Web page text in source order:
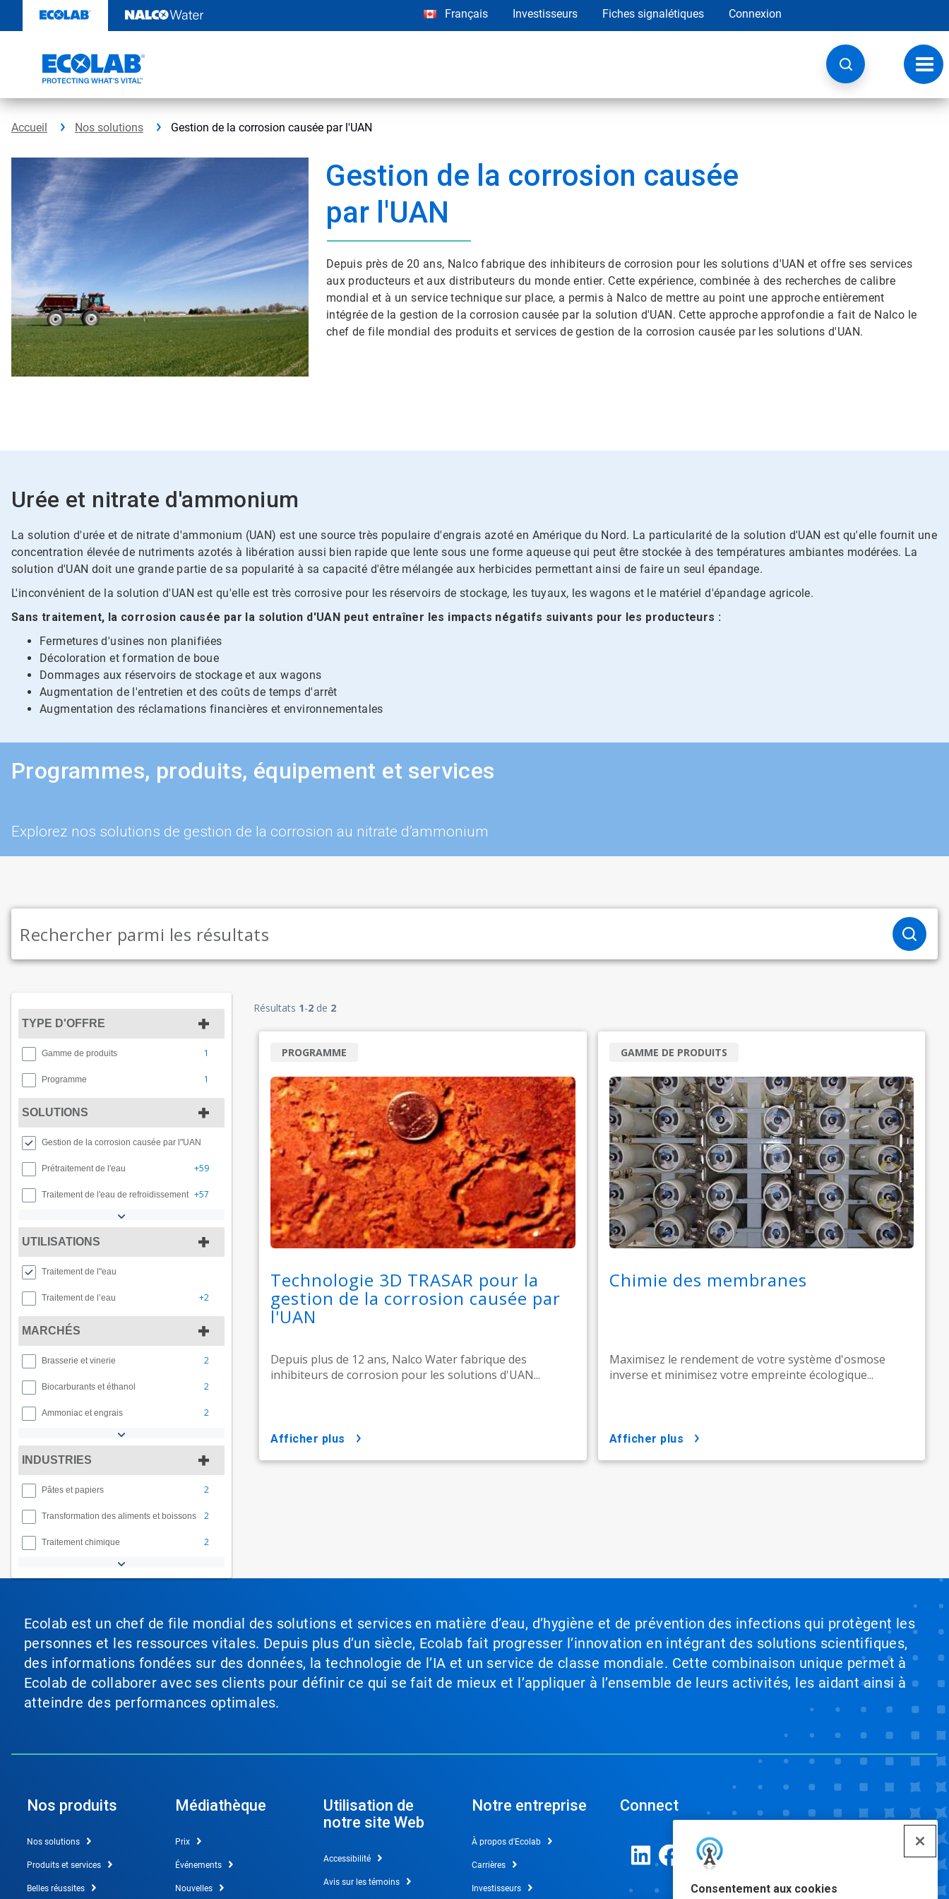
contenu​​​​​​​
Consentement aux cookies
Français Investisseurs Fiches signalétiques Connexion
à
Accueil Nos solutions Gestion de la corrosion causée par l'UAN
Gestion de la corrosion causée
par l'UAN
Depuis près de 20 ans, Nalco fabrique des inhibiteurs de corrosion pour les solutions d'UAN et offre ses services
aux producteurs et aux distributeurs du monde entier. Cette expérience, combinée à des recherches de calibre
mondial et à un service technique sur place, a permis à Nalco de mettre au point une approche entièrement
intégrée de la gestion de la corrosion causée par la solution d'UAN. Cette approche approfondie a fait de Nalco le
chef de file mondial des produits et services de gestion de la corrosion causée par les solutions d'UAN.
Urée et nitrate d'ammonium
La solution d'urée et de nitrate d'ammonium (UAN) est une source très populaire d'engrais azoté en Amérique du Nord. La particularité de la solution d'UAN est qu'elle fournit une
concentration élevée de nutriments azotés à libération aussi bien rapide que lente sous une forme aqueuse qui peut être stockée à des températures ambiantes modérées. La
solution d'UAN doit une grande partie de sa popularité à sa capacité d'être mélangée aux herbicides permettant ainsi de faire un seul épandage.
L'inconvénient de la solution d'UAN est qu'elle est très corrosive pour les réservoirs de stockage, les tuyaux, les wagons et le matériel d'épandage agricole.
Sans traitement, la corrosion causée par la solution d'UAN peut entraîner les impacts négatifs suivants pour les producteurs :
Fermetures d'usines non planifiées
Décoloration et formation de boue
Dommages aux réservoirs de stockage et aux wagons
Augmentation de l'entretien et des coûts de temps d'arrêt
Augmentation des réclamations financières et environnementales
Programmes, produits, équipement et services
Explorez nos solutions de gestion de la corrosion au nitrate d’ammonium
TYPE D'OFFRE
Gamme de produits 1
Programme 1
SOLUTIONS
Gestion de la corrosion causée par l"UAN
Prétraitement de l'eau +59
Traitement de l'eau de refroidissement +57
UTILISATIONS
Traitement de l"eau
Traitement de l’eau +2
MARCHÉS
Brasserie et vinerie 2
Biocarburants et éthanol 2
Ammoniac et engrais 2
INDUSTRIES
Pâtes et papiers 2
Transformation des aliments et boissons 2
Traitement chimique 2
Résultats 1-2 de 2
Technologie 3D TRASAR pour la
gestion de la corrosion causée par
l'UAN
Depuis plus de 12 ans, Nalco Water fabrique des
inhibiteurs de corrosion pour les solutions d'UAN...
PROGRAMME
afficher plus
Chimie des membranes
Maximisez le rendement de votre système d'osmose
inverse et minimisez votre empreinte écologique...
GAMME DE PRODUITS
afficher plus
Ecolab est un chef de file mondial des solutions et services en matière d’eau, d’hygiène et de prévention des infections qui protègent les
personnes et les ressources vitales. Depuis plus d’un siècle, Ecolab fait progresser l’innovation en intégrant des solutions scientifiques,
des informations fondées sur des données, la technologie de l’IA et un service de classe mondiale. Cette combinaison unique permet à
Ecolab de collaborer avec ses clients pour définir ce qui se fait de mieux et l’appliquer à l’ensemble de leurs activités, les aidant ainsi à
atteindre des performances optimales.
Nos produits
Nos solutions
Produits et services
Belles réussites
Médiathèque
Prix
Événements
Nouvelles
Utilisation de
notre site Web
Accessibilité
Avis sur les témoins
Notre entreprise
À propos d'Ecolab
Carrières
Investisseurs
Connect